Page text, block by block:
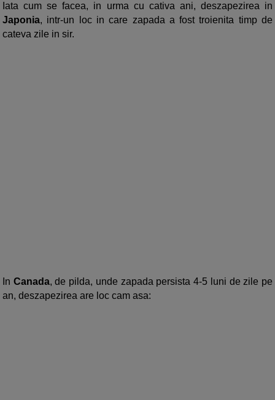
Iata cum se facea, in urma cu cativa ani, deszapezirea in
Japonia, intr-un loc in care zapada a fost troienita timp de
cateva zile in sir.
In Canada, de pilda, unde zapada persista 4-5 luni de zile pe
an, deszapezirea are loc cam asa: